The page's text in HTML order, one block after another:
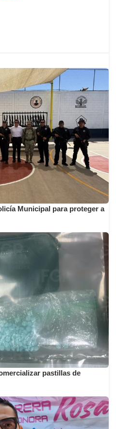
Municipal para proteger a
pastillas de